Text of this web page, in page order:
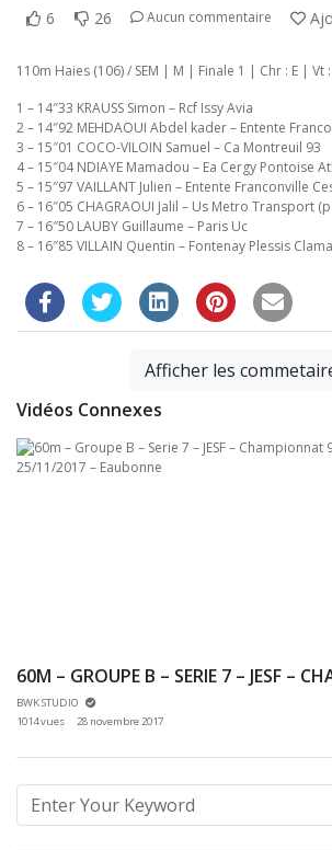
6 26 Aucun commentaire
110m Haies (106) / SEM | M | Finale 1 | Chr : E | Vt
1 – 14″33 KRAUSS Simon – Rcf Issy Avia
2 – 14″92 MEHDAOUI Abdel kader – Entente
3 – 15″01 COCO-VILOIN Samuel – Ca Montreuil 93
4 – 15″04 NDIAYE Mamadou – Ea Cergy Pontoise
5 – 15″97 VAILLANT Julien – Entente Franconville
6 – 16″05 CHAGRAOUI Jalil – Us Metro Transport
7 – 16″50 LAUBY Guillaume – Paris Uc
8 – 16″85 VILLAIN Quentin – Fontenay Plessis
Afficher les
Vidéos Connexes
BWK STUDIO
1014 vues
28 novembre 2017